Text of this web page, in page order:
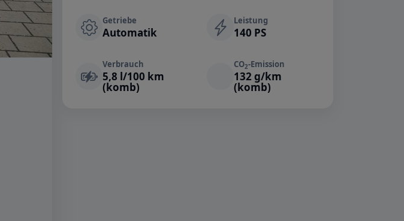
Getriebe
Automatik
Leistung
140 PS
Verbrauch
5,8 l/100 km
(komb)
CO2-Emission
132 g/km
(komb)